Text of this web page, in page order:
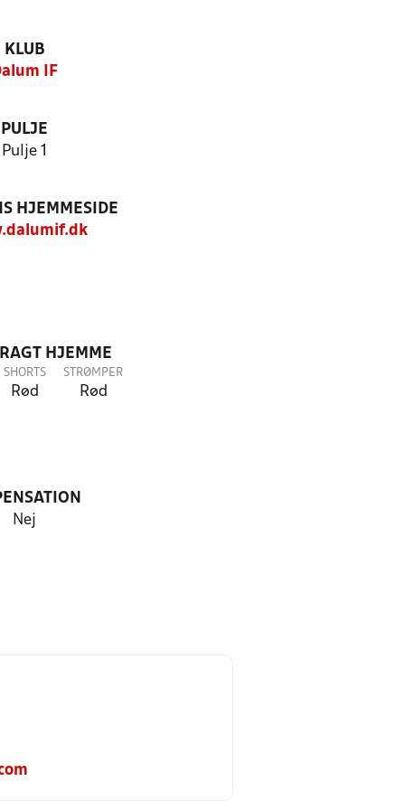
KLUB
IF
PULJE
Pulje 1
HJEMMESIDE
HJEMME
SHORTS
Rød
STRØMPER
Rød
Nej